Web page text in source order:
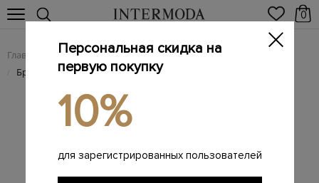
0
Главная Женщинам / Женская одежда / Женские брюки
/ Брюки из меланжевой шерстяной ткани с поясом на кулиске
Персональная скидка на
первую покупку
10%
для зарегистрированных пользователей